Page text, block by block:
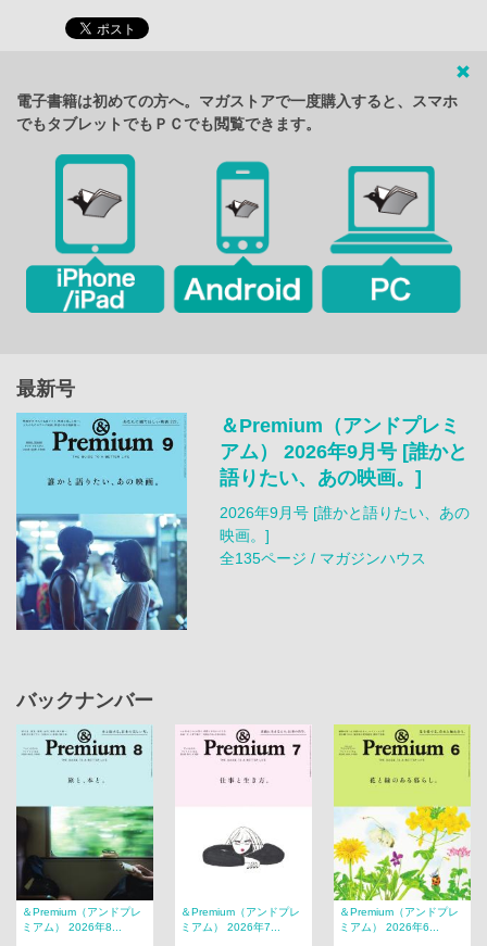
電子書籍は初めての方へ。マガストアで一度購入すると、スマホ
でもタブレットでもＰＣでも閲覧できます。
最新号
＆Premium（アンドプレミ
アム） 2026年9月号 [誰かと
語りたい、あの映画。]
2026年9月号 [誰かと語りたい、あの
映画。]
全135ページ / マガジンハウス
バックナンバー
＆Premium（アンドプレ
ミアム） 2026年8...
＆Premium（アンドプレ
ミアム） 2026年7...
＆Premium（アンドプレ
ミアム） 2026年6...